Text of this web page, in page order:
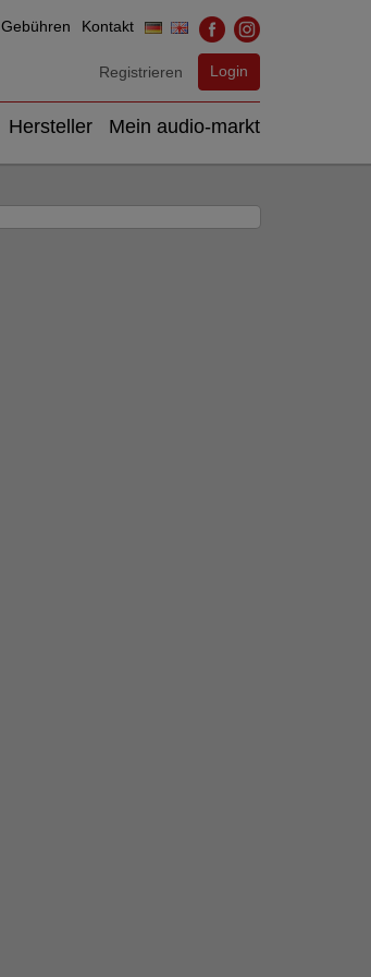
Gebühren Kontakt
Registrieren Login
Hersteller Mein audio-markt